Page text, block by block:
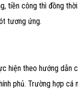
tiền công thì đồng
tương ứng.
hiện theo hướng dẫn
phủ. Trường hợp cá